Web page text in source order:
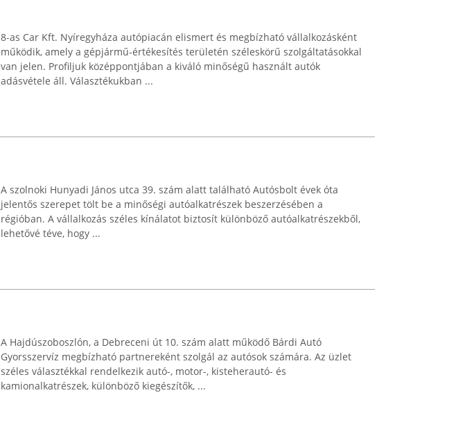
8-as Car Kft. Nyíregyháza autópiacán elismert és megbízható vállalkozásként
működik, amely a gépjármű-értékesítés területén széleskörű szolgáltatásokkal
van jelen. Profiljuk középpontjában a kiváló minőségű használt autók
adásvétele áll. Választékukban ...
A szolnoki Hunyadi János utca 39. szám alatt található Autósbolt évek óta
jelentős szerepet tölt be a minőségi autóalkatrészek beszerzésében a
régióban. A vállalkozás széles kínálatot biztosít különböző autóalkatrészekből,
lehetővé téve, hogy ...
A Hajdúszoboszlón, a Debreceni út 10. szám alatt működő Bárdi Autó
Gyorsszervíz megbízható partnereként szolgál az autósok számára. Az üzlet
széles választékkal rendelkezik autó-, motor-, kisteherautó- és
kamionalkatrészek, különböző kiegészítők, ...